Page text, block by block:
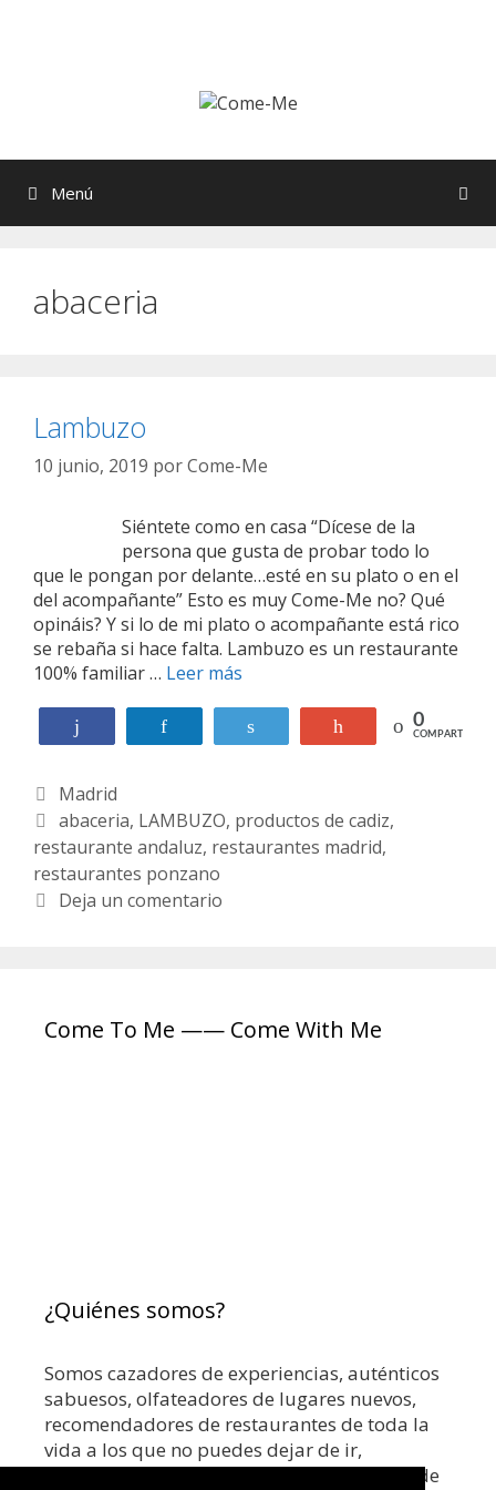
Menú
abaceria
Lambuzo
10 junio, 2019 porCome-Me
Siéntete como en casa “Dícese de la
persona que gusta de probar todo lo
que le pongan por delante…esté en su plato o en el
del acompañante” Esto es muy Come-Me no? Qué
opináis? Y si lo de mi plato o acompañante está rico
se rebaña si hace falta. Lambuzo es un restaurante
100% familiar … Leer más
m
b
o
Compartir Compartir 0
COMPARTIR
C
a
t
e
g
s
Madrid
E
t
i
q
s
abaceria, LAMBUZO, productos de cadiz,
restaurante andaluz, restaurantes madrid,
restaurantes ponzano
Deja un comentario
Come To Me —— Come With Me
¿Quiénes somos?
Somos cazadores de experiencias, auténticos
sabuesos, olfateadores de lugares nuevos,
recomendadores de restaurantes de toda la
vida a los que no puedes dejar de ir,
coctelerías top o los mejores rooftops. Donde